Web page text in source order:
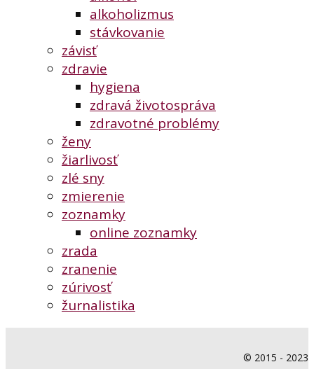
alkoholizmus
stávkovanie
závisť
zdravie
hygiena
zdravá životospráva
zdravotné problémy
ženy
žiarlivosť
zlé sny
zmierenie
zoznamky
online zoznamky
zrada
zranenie
zúrivosť
žurnalistika
© 2015 - 2023